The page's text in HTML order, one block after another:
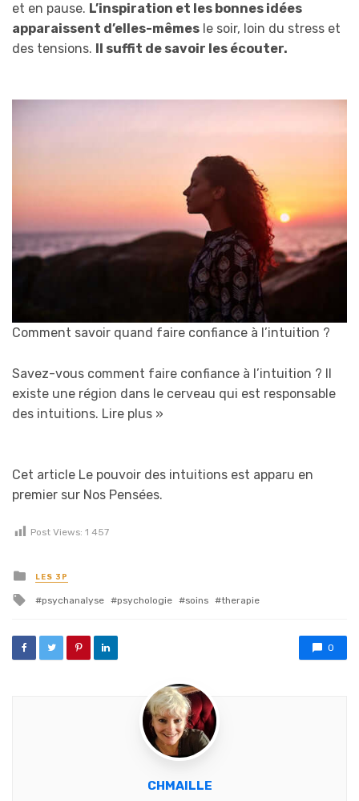
et en pause. L’inspiration et les bonnes idées
apparaissent d’elles-mêmes le soir, loin du stress et
des tensions.
Il suffit de savoir les écouter.
Comment savoir quand faire confiance à l’intuition ?
Savez-vous comment faire confiance à l’intuition ? Il
existe une région dans le cerveau qui est responsable
des intuitions. Lire plus »
Cet article Le pouvoir des intuitions est apparu en
premier sur Nos Pensées.
Post Views: 1 457
Posted in
LES 3P
Tagged with
psychanalyse psychologie soins therapie
0
CHMAILLE